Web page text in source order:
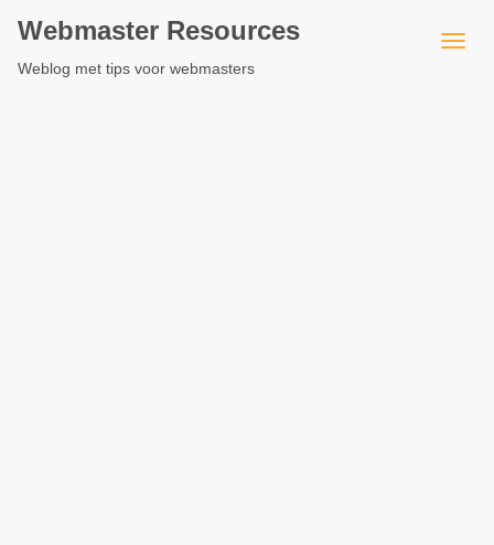
Webmaster Resources
Weblog met tips voor webmasters